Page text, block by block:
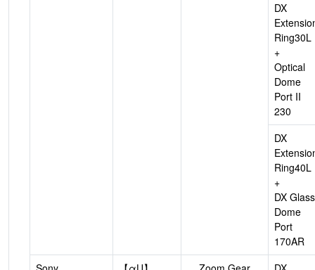
DX
Ring30L
+
Optical
Dome
Port II
230
DX
Ring40L
+
DX Glass
Dome
Port
170AR